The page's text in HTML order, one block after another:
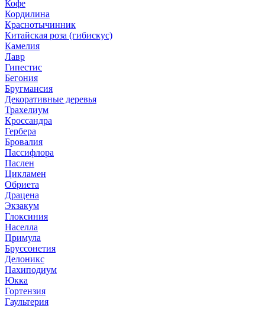
Кофе
Кордилина
Краснотычинник
Китайская роза (гибискус)
Камелия
Лавр
Гипестис
Бегония
Бругмансия
Декоративные деревья
Трахелиум
Кроссандра
Гербера
Бровалия
Пассифлора
Паслен
Цикламен
Обриета
Драцена
Экзакум
Глоксиния
Населла
Примула
Бруссонетия
Делоникс
Пахиподиум
Юкка
Гортензия
Гаультерия